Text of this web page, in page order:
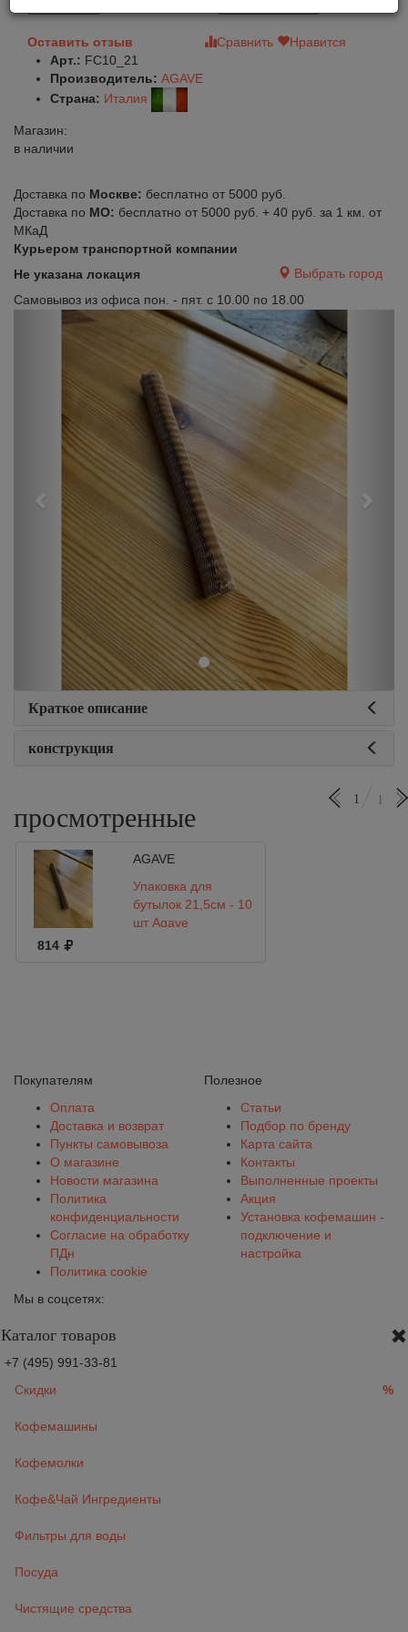
Оставить отзыв Сравнить
Нравится
Арт.: FC10_21
Производитель: AGAVE
Страна: Италия
Магазин:
в наличии
Доставка по Москве: бесплатно от 5000 руб.
Доставка по МО: бесплатно от 5000 руб. + 40 руб. за 1 км. от
МКаД
Курьером транспортной компании
Не указана локация
Выбрать город
Самовывоз из офиса пон. - пят. с 10.00 по 18.00
Previous
Краткое описание
конструкция
просмотренные
1 1
AGAVE
Упаковка для
бутылок 21,5см - 10
шт Agave
814
Покупателям
Оплата
Доставка и возврат
Пункты самовывоза
О магазине
Новости магазина
Политика
конфиденциальности
Согласие на обработку
ПДн
Политика cookie
Полезное
Статьи
Подбор по бренду
Карта сайта
Контакты
Выполненные проекты
Акция
Установка кофемашин -
подключение и
настройка
Мы в соцсетях:
Каталог товаров
+7 (495) 991-33-81
Скидки
%
Кофемашины
Кофемолки
Кофе&Чай Ингредиенты
Фильтры для воды
Посуда
Чистящие средства